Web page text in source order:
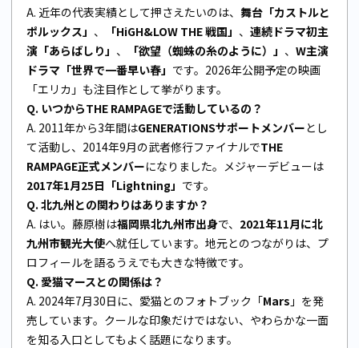
A. 近年の代表実績として押さえたいのは、 舞台「カストルと
ポルックス」 、 「HiGH&LOW THE 戦国」 、 連続ドラマ初主
演「あらばしり」 、 「欲望（蜘蛛の糸のように）」 、 W主演
ドラマ「世界で一番早い春」 です。2026年公開予定の映画
「エリカ」も注目作として挙がります。
Q. いつからTHE RAMPAGEで活動しているの？
A. 2011年から3年間はGENERATIONSサポートメンバーとし
て活動し、2014年9月の武者修行ファイナルでTHE
RAMPAGE正式メンバーになりました。メジャーデビューは
2017年1月25日「Lightning」 です。
Q. 北九州との関わりはありますか？
A. はい。藤原樹は福岡県北九州市出身で、 2021年11月に北
九州市観光大使へ就任しています。地元とのつながりは、プ
ロフィールを語るうえでも大きな特徴です。
Q. 愛猫マースとの関係は？
A. 2024年7月30日に、愛猫とのフォトブック「Mars 」を発
売しています。クールな印象だけではない、やわらかな一面
を知る入口としてもよく話題になります。